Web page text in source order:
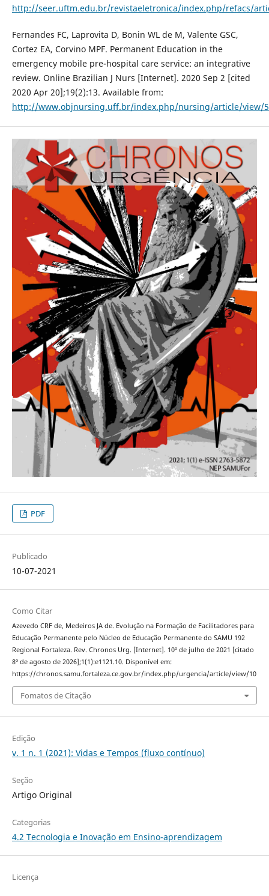
http://seer.uftm.edu.br/revistaeletronica/index.php/refacs/
Fernandes FC, Laprovita D, Bonin WL de M, Valente GSC,
Cortez EA, Corvino MPF. Permanent Education in the
emergency mobile pre-hospital care service: an integrative
review. Online Brazilian J Nurs [Internet]. 2020 Sep 2 [cited
2020 Apr 20];19(2):13. Available from:
http://www.objnursing.uff.br/index.php/nursing/article/view/
PDF
Publicado
10-07-2021
Como Citar
Azevedo CRF de, Medeiros JA de. Evolução na Formação de Facilitadores para
Educação Permanente pelo Núcleo de Educação Permanente do SAMU 192
Regional Fortaleza. Rev. Chronos Urg. [Internet]. 10º de julho de 2021 [citado
8º de agosto de 2026];1(1):e1121.10. Disponível em:
https://chronos.samu.fortaleza.ce.gov.br/index.php/urgencia/article/view/10
Fomatos de Citação
Edição
v. 1 n. 1 (2021): Vidas e Tempos (fluxo contínuo)
Seção
Artigo Original
Categorias
4.2 Tecnologia e Inovação em Ensino-aprendizagem
Licença